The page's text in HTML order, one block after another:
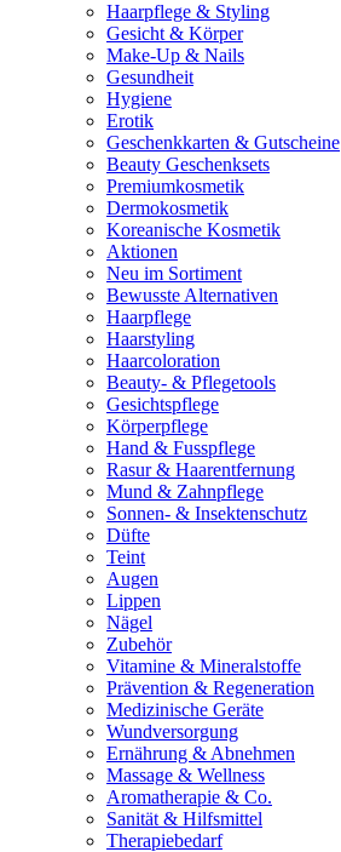
Haarpflege & Styling
Gesicht & Körper
Make-Up & Nails
Gesundheit
Hygiene
Erotik
Geschenkkarten & Gutscheine
Beauty Geschenksets
Premiumkosmetik
Dermokosmetik
Koreanische Kosmetik
Aktionen
Neu im Sortiment
Bewusste Alternativen
Haarpflege
Haarstyling
Haarcoloration
Beauty- & Pflegetools
Gesichtspflege
Körperpflege
Hand & Fusspflege
Rasur & Haarentfernung
Mund & Zahnpflege
Sonnen- & Insektenschutz
Düfte
Teint
Augen
Lippen
Nägel
Zubehör
Vitamine & Mineralstoffe
Prävention & Regeneration
Medizinische Geräte
Wundversorgung
Ernährung & Abnehmen
Massage & Wellness
Aromatherapie & Co.
Sanität & Hilfsmittel
Therapiebedarf